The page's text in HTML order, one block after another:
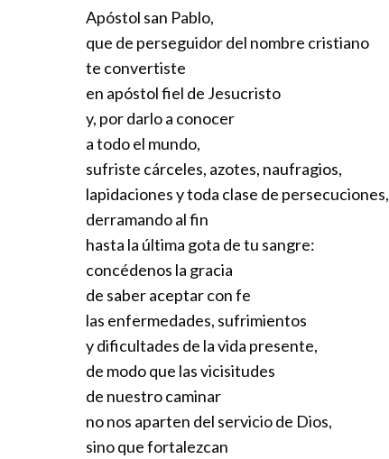
Concédenos, instrumento elegido,
una dócil correspondencia a la gracia,
para que no sea estéril en nosotros.
Que sepamos conocerte,
amarte e imitarte cada vez mejor,
para ser miembros vivos de la Iglesia,
cuerpo místico de Jesucristo.
Suscita muchos y santos apóstoles
que aviven el cálido soplo
del verdadero amor,
extendiéndolo por todo el mundo,
de modo que todos los hombres
conozcan y den gloria a Dios Padre
y a Jesús Maestro, camino, verdad y vida.
Tú sabes, Jesús,
que nuestra confianza
Apóstol san Pablo,
que de perseguidor del nombre cristiano
te convertiste
en apóstol fiel de Jesucristo
y, por darlo a conocer
a todo el mundo,
sufriste cárceles, azotes, naufragios,
lapidaciones y toda clase de persecuciones,
derramando al fin
hasta la última gota de tu sangre:
concédenos la gracia
de saber aceptar con fe
las enfermedades, sufrimientos
y dificultades de la vida presente,
de modo que las vicisitudes
de nuestro caminar
no nos aparten del servicio de Dios,
sino que fortalezcan